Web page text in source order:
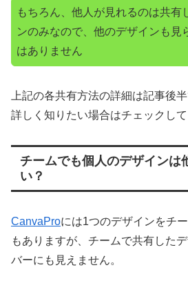
もちろん、他人が見れるのは共有
ンのみなので、他のデザインも見
はありません
上記の各共有方法の詳細は記事後
詳しく知りたい場合はチェックして
チームでも個人のデザインは
い？
CanvaProには1つのデザインをチ
もありますが、チームで共有した
バーにも見えません。